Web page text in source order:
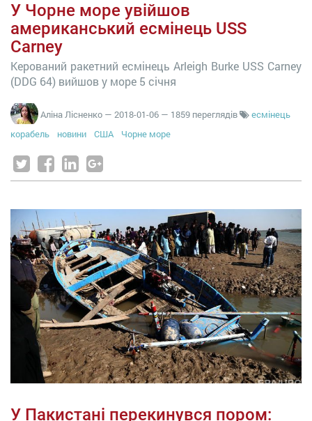
У Чорне море увійшов
американський есмінець USS
Carney
Керований ракетний есмінець Arleigh Burke USS Carney
(DDG 64) вийшов у море 5 січня
Аліна Лісненко — 2018-01-06 — 1859 переглядів
есмінець
корабель
новини США Чорне море
У Пакистані перекинувся пором: